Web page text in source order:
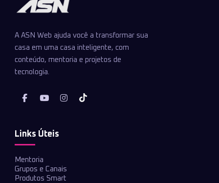
A ASN Web ajuda você a transformar sua
casa em uma casa inteligente, com
conteúdo, mentoria e projetos de
tecnologia.
Links Úteis
Mentoria
Grupos e Canais
Produtos Smart